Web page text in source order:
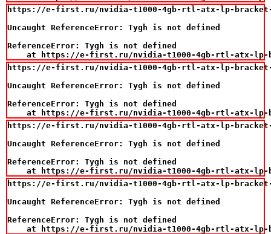
https://e-first.ru/nvidia-t1000-4gb-rtl-atx-lp-bracket-
Uncaught ReferenceError: Tygh is not defined
ReferenceError: Tygh is not defined
at https://e-first.ru/nvidia-t1000-4gb-rtl-atx-
https://e-first.ru/nvidia-t1000-4gb-rtl-atx-lp-bracket-
Uncaught ReferenceError: Tygh is not defined
ReferenceError: Tygh is not defined
at https://e-first.ru/nvidia-t1000-4gb-rtl-atx-
https://e-first.ru/nvidia-t1000-4gb-rtl-atx-lp-bracket-
Uncaught ReferenceError: Tygh is not defined
ReferenceError: Tygh is not defined
at https://e-first.ru/nvidia-t1000-4gb-rtl-atx-
https://e-first.ru/nvidia-t1000-4gb-rtl-atx-lp-bracket-
Uncaught ReferenceError: Tygh is not defined
ReferenceError: Tygh is not defined
at https://e-first.ru/nvidia-t1000-4gb-rtl-atx-